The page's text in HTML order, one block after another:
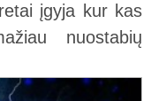
įgyja kur kas
nuostabių